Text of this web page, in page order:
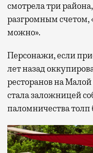
смотрела три
разгромным счетом,
можно».
Персонажи, если
лет назад
ресторанов на
стала заложницей
паломничества толп